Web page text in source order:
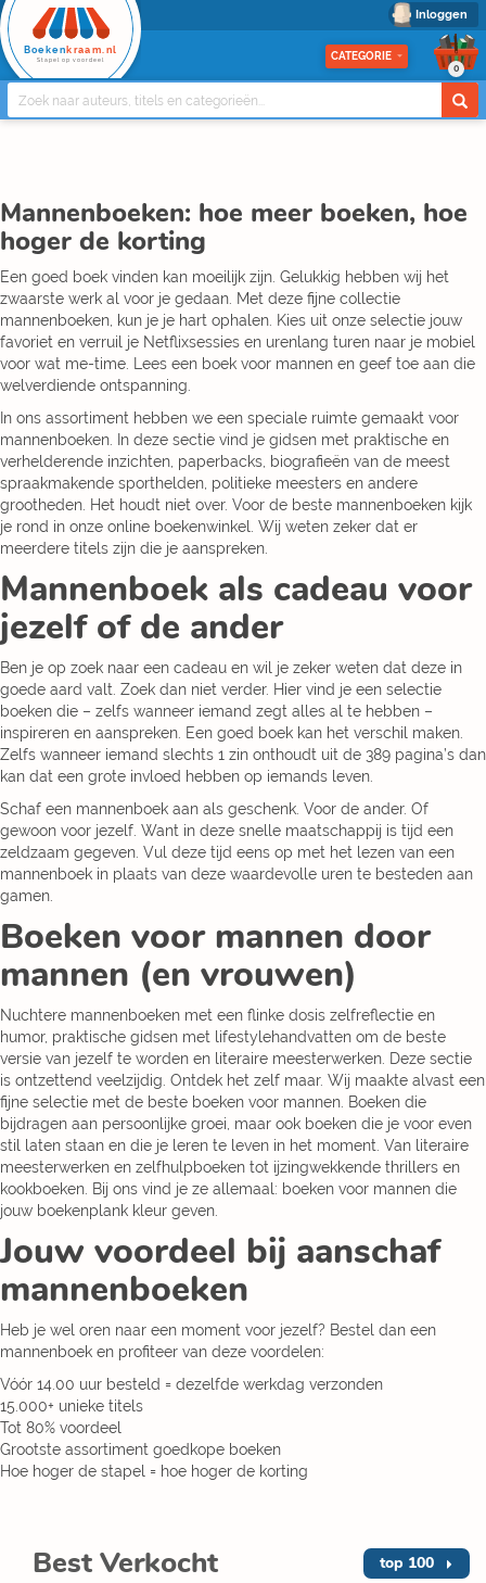
Inloggen
Boeken kraam.nl
Stapel op voordeel CATEGORIE
0
Mannenboeken: hoe meer boeken, hoe
hoger de korting
Een goed boek vinden kan moeilijk zijn. Gelukkig hebben wij het
zwaarste werk al voor je gedaan. Met deze fijne collectie
mannenboeken, kun je je hart ophalen. Kies uit onze selectie jouw
favoriet en verruil je Netflixsessies en urenlang turen naar je mobiel
voor wat me-time. Lees een boek voor mannen en geef toe aan die
welverdiende ontspanning.
In ons assortiment hebben we een speciale ruimte gemaakt voor
mannenboeken. In deze sectie vind je gidsen met praktische en
verhelderende inzichten, paperbacks, biografieën van de meest
spraakmakende sporthelden, politieke meesters en andere
grootheden. Het houdt niet over. Voor de beste mannenboeken kijk
je rond in onze online boekenwinkel. Wij weten zeker dat er
meerdere titels zijn die je aanspreken.
Mannenboek als cadeau voor
jezelf of de ander
Ben je op zoek naar een cadeau en wil je zeker weten dat deze in
goede aard valt. Zoek dan niet verder. Hier vind je een selectie
boeken die – zelfs wanneer iemand zegt alles al te hebben –
inspireren en aanspreken. Een goed boek kan het verschil maken.
Zelfs wanneer iemand slechts 1 zin onthoudt uit de 389 pagina’s dan
kan dat een grote invloed hebben op iemands leven.
Schaf een mannenboek aan als geschenk. Voor de ander. Of
gewoon voor jezelf. Want in deze snelle maatschappij is tijd een
zeldzaam gegeven. Vul deze tijd eens op met het lezen van een
mannenboek in plaats van deze waardevolle uren te besteden aan
gamen.
Boeken voor mannen door
mannen (en vrouwen)
Nuchtere mannenboeken met een flinke dosis zelfreflectie en
humor, praktische gidsen met lifestylehandvatten om de beste
versie van jezelf te worden en literaire meesterwerken. Deze sectie
is ontzettend veelzijdig. Ontdek het zelf maar. Wij maakte alvast een
fijne selectie met de beste boeken voor mannen. Boeken die
bijdragen aan persoonlijke groei, maar ook boeken die je voor even
stil laten staan en die je leren te leven in het moment. Van literaire
meesterwerken en zelfhulpboeken tot ijzingwekkende thrillers en
kookboeken. Bij ons vind je ze allemaal: boeken voor mannen die
jouw boekenplank kleur geven.
Jouw voordeel bij aanschaf
mannenboeken
Heb je wel oren naar een moment voor jezelf? Bestel dan een
mannenboek en profiteer van deze voordelen:
Vóór 14.00 uur besteld = dezelfde werkdag verzonden
15.000+ unieke titels
Tot 80% voordeel
Grootste assortiment goedkope boeken
Hoe hoger de stapel = hoe hoger de korting
Best Verkocht top 100